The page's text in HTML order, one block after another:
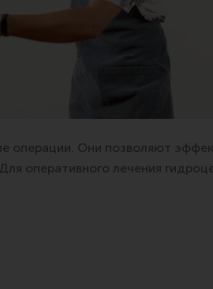
операции. Они позволяют
оперативного лечения